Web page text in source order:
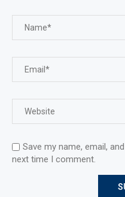
Save my name, email,
next time I comment.